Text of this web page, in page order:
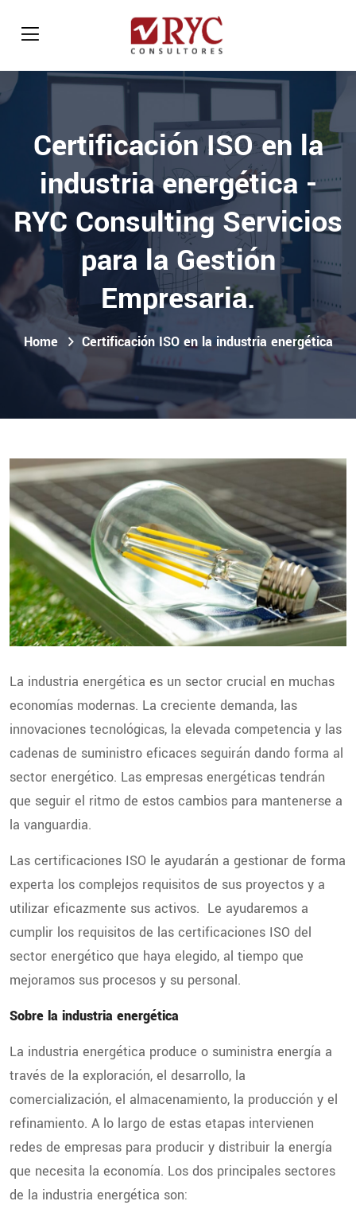
Certificación ISO en la
industria energética -
RYC Consulting Servicios
para la Gestión
Empresaria.
Home Certificación ISO en la industria energética
La industria energética es un sector crucial en muchas
economías modernas. La creciente demanda, las
innovaciones tecnológicas, la elevada competencia y las
cadenas de suministro eficaces seguirán dando forma al
sector energético. Las empresas energéticas tendrán
que seguir el ritmo de estos cambios para mantenerse a
la vanguardia.
Las certificaciones ISO le ayudarán a gestionar de forma
experta los complejos requisitos de sus proyectos y a
utilizar eficazmente sus activos. Le ayudaremos a
cumplir los requisitos de las certificaciones ISO del
sector energético que haya elegido, al tiempo que
mejoramos sus procesos y su personal.
Sobre la industria energética
La industria energética produce o suministra energía a
través de la exploración, el desarrollo, la
comercialización, el almacenamiento, la producción y el
refinamiento. A lo largo de estas etapas intervienen
redes de empresas para producir y distribuir la energía
que necesita la economía. Los dos principales sectores
de la industria energética son: